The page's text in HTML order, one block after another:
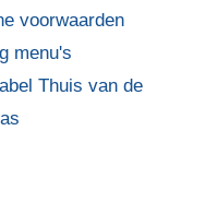
voorwaarden
menu's
Thuis van de